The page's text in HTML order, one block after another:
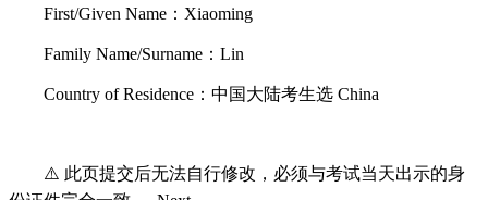
First/Given Name：Xiaoming
Family Name/Surname：Lin
Country of Residence：中国大陆考生选 China
⚠️ 此页提交后无法自行修改，必须与考试当天出示的身